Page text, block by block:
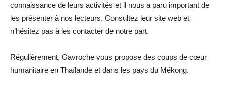
connaissance de leurs activités et il nous a paru important de
les présenter à nos lecteurs. Consultez leur site web et
n’hésitez pas à les contacter de notre part.
Régulièrement, Gavroche vous propose des coups de cœur
humanitaire en Thaïlande et dans les pays du Mékong.